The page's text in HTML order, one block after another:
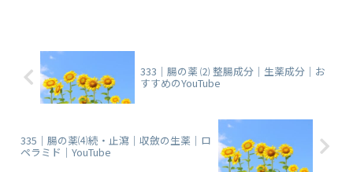
333｜腸の薬 ⑵ 整腸成分｜生薬成分｜お
すすめのYouTube
335｜腸の薬⑷続・止瀉｜収斂の生薬｜ロ
ペラミド｜YouTube